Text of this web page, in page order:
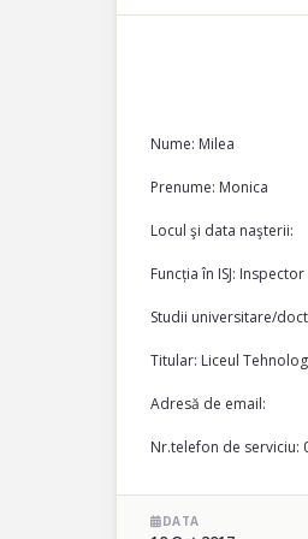
Nume: Milea
Prenume: Monica
Locul şi data naşterii:
Funcția în ISJ:
Studii universitare/
Titular: Liceul
Adresă de email:
Nr.telefon de serviciu:
DATA